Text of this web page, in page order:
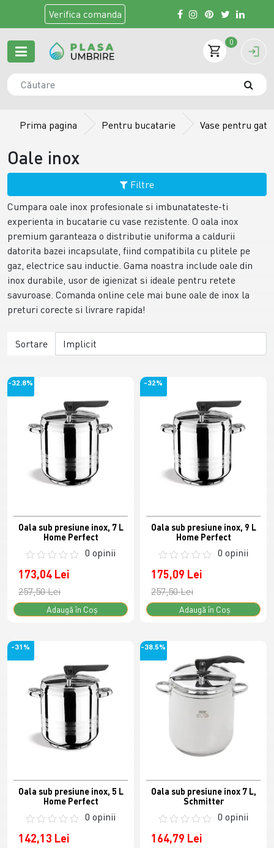
Verifica comanda
0
Prima pagina Pentru bucatarie Vase pentru gatit
Oale inox
Filtre
Cumpara oale inox profesionale si imbunatateste-ti
experienta in bucatarie cu vase rezistente. O oala inox
premium garanteaza o distributie uniforma a caldurii
datorita bazei incapsulate, fiind compatibila cu plitele pe
gaz, electrice sau inductie. Gama noastra include oale din
inox durabile, usor de igienizat si ideale pentru retete
savuroase. Comanda online cele mai bune oale de inox la
preturi corecte si livrare rapida!
Sortare
-32.8%
Oala sub presiune inox, 7 L
Home Perfect
0 opinii
173,04 Lei
257,50 Lei
Adaugă în Coş
-32%
Oala sub presiune inox, 9 L
Home Perfect
0 opinii
175,09 Lei
257,50 Lei
Adaugă în Coş
-31%
Oala sub presiune inox, 5 L
Home Perfect
0 opinii
142,13 Lei
-38.5%
Oala sub presiune inox 7 L,
Schmitter
0 opinii
164,79 Lei